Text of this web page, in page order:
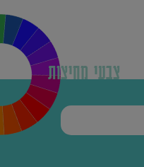
צבעי מחיצות